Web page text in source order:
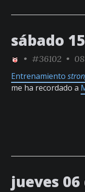
sábado
• #36102 •
Entrenamiento
me ha recordado a
jueves